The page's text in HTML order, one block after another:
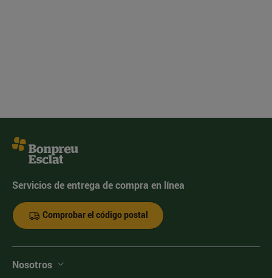
Servicios de entrega de compra en línea
Comprobar el código postal
Nosotros